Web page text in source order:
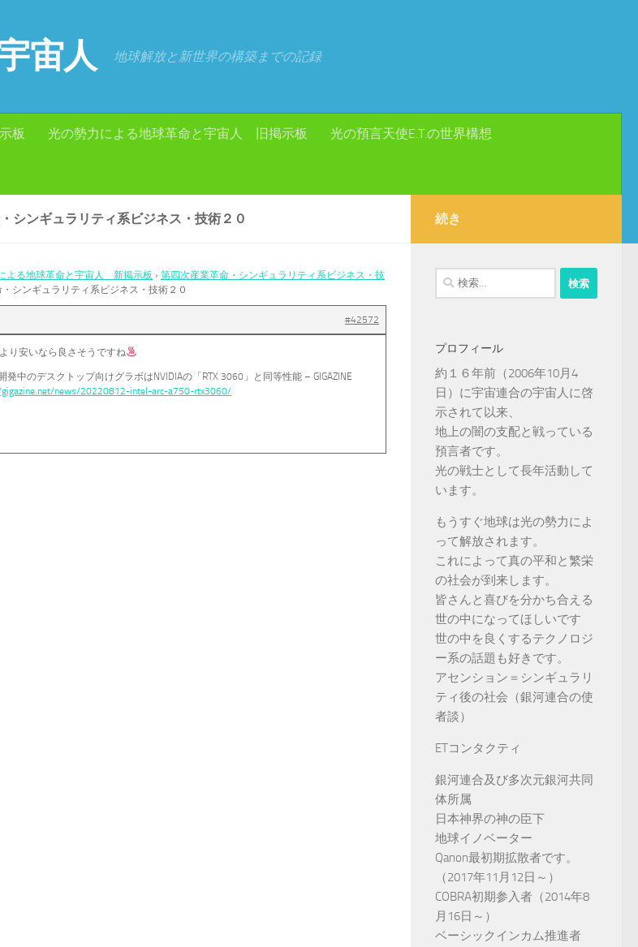
宙人 地球解放と新世界の構築までの記録
板 光の勢力による地球革命と宇宙人 旧掲示板 光の預言天使E.T.の世界構想
シンギュラリティ系ビジネス・技術２０
よる地球革命と宇宙人 新掲示板 › 第四次産業革命・シンギュラリティ系ビジネス・技
シンギュラリティ系ビジネス・技術２０
#42572
より安いなら良さそうですね
発中のデスクトップ向けグラボはNVIDIAの「RTX 3060」と同等性能 – GIGAZINE
news/20220812-intel-arc-a750-rtx3060/
続き
検
索:
プロフィール
約１６年前（2006年10月4
日）に宇宙連合の宇宙人に啓
示されて以来、
地上の闇の支配と戦っている
預言者です。
光の戦士として長年活動して
います。
もうすぐ地球は光の勢力によ
って解放されます。
これによって真の平和と繁栄
の社会が到来します。
皆さんと喜びを分かち合える
世の中になってほしいです
世の中を良くするテクノロジ
ー系の話題も好きです。
アセンション＝シンギュラリ
ティ後の社会（銀河連合の使
者談）
ETコンタクティ
銀河連合及び多次元銀河共同
体所属
日本神界の神の臣下
地球イノベーター
Qanon最初期拡散者です。
（2017年11月12日～）
COBRA初期参入者（2014年8
月16日～）
ベーシックインカム推進者